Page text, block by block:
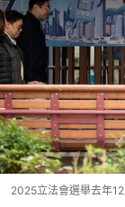
2025立法會選舉去年